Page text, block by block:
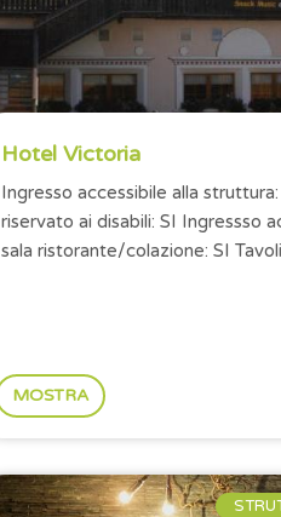
Hotel Victoria
Ingresso accessibile alla struttura: SI
riservato ai disabili: SI Ingressso
sala ristorante/colazione: SI Tavoli sala ristorante
MOSTRA